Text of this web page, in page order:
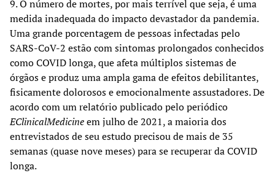
9. O número de mortes, por mais terrível que seja, é uma
medida inadequada do impacto devastador da pandemia.
Uma grande porcentagem de pessoas infectadas pelo
SARS-CoV-2 estão com sintomas prolongados conhecidos
como COVID longa, que afeta múltiplos sistemas de
órgãos e produz uma ampla gama de efeitos debilitantes,
fisicamente dolorosos e emocionalmente assustadores. De
acordo com um relatório publicado pelo periódico
EClinicalMedicineem julho de 2021, a maioria dos
entrevistados de seu estudo precisou de mais de 35
semanas (quase nove meses) para se recuperar da COVID
longa.